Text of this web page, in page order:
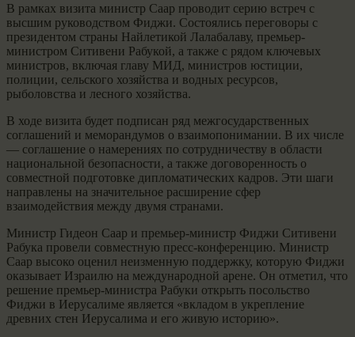
В рамках визита министр Саар проводит серию встреч с
высшим руководством Фиджи. Состоялись переговоры с
президентом страны Найлетикой Лалабалаву, премьер-
министром Ситивени Рабукой, а также с рядом ключевых
министров, включая главу МИД, министров юстиции,
полиции, сельского хозяйства и водных ресурсов,
рыболовства и лесного хозяйства.
В ходе визита будет подписан ряд межгосударственных
соглашений и меморандумов о взаимопонимании. В их числе
— соглашение о намерениях по сотрудничеству в области
национальной безопасности, а также договоренность о
совместной подготовке дипломатических кадров. Эти шаги
направлены на значительное расширение сфер
взаимодействия между двумя странами.
Министр Гидеон Саар и премьер-министр Фиджи Ситивени
Рабука провели совместную пресс-конференцию. Министр
Саар высоко оценил неизменную поддержку, которую Фиджи
оказывает Израилю на международной арене. Он отметил, что
решение премьер-министра Рабуки открыть посольство
Фиджи в Иерусалиме является «вкладом в укрепление
древних стен Иерусалима и его живую историю».